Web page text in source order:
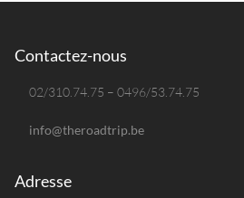
Contactez-nous
02/310.74.75 – 0496/53.74.75
info@theroadtrip.be
Adresse